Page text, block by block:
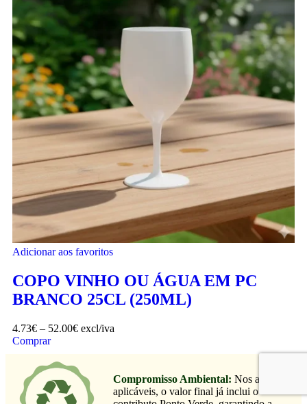
Adicionar aos favoritos
COPO VINHO OU ÁGUA EM PC
BRANCO 25CL (250ML)
4.73€ – 52.00€ excl/iva
Comprar
Compromisso Ambiental: Nos artigos
aplicáveis, o valor final já inclui o